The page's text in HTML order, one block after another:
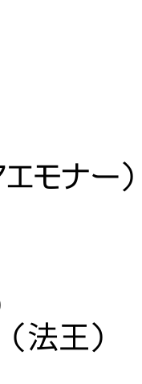
称
モナー）
【
【出
【
法王）